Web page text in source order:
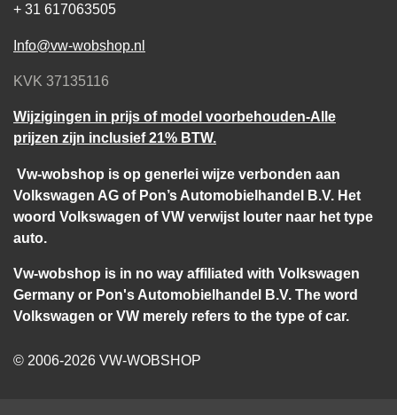
+ 31 617063505
Info@vw-wobshop.nl
KVK 37135116
Wijzigingen in prijs of model voorbehouden-Alle
prijzen zijn inclusief 21% BTW.
Vw-wobshop is op generlei wijze verbonden aan
Volkswagen AG of Pon’s Automobielhandel B.V. Het
woord Volkswagen of VW verwijst louter naar het type
auto.
Vw-wobshop is in no way affiliated with Volkswagen
Germany or Pon's Automobielhandel B.V. The word
Volkswagen or VW merely refers to the type of car.
© 2006-2026 VW-WOBSHOP